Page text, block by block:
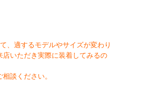
、適するモデルやサイズが変わり
いただき実際に装着してみるの
談ください。